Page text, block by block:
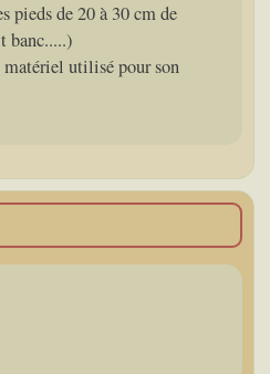
pieds de 20 à 30 cm de
banc.....)
utilisé pour son